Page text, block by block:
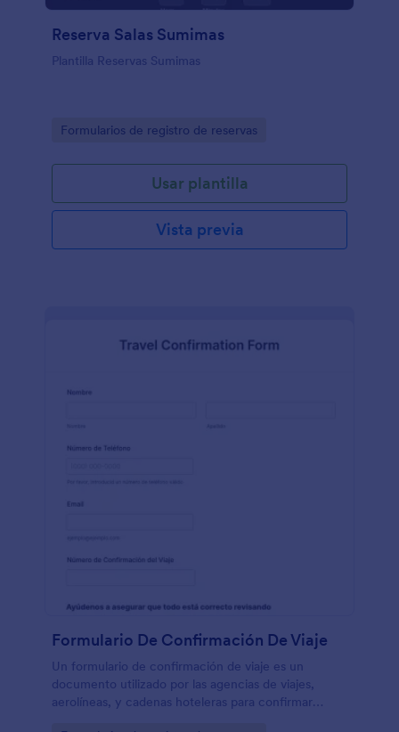
Reserva Salas Sumimas
Plantilla Reservas Sumimas
Go to Category:
Formularios de registro de reservas
Usar plantilla
Vista previa
Formulario De Confirmación De Viaje
Un formulario de confirmación de viaje es un
documento utilizado por las agencias de viajes,
aerolíneas, y cadenas hoteleras para confirmar